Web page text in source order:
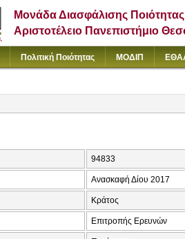
Μονάδα Διασφάλισης Ποιότητας
Αριστοτέλειο Πανεπιστήμιο
Πολιτική Ποιότητας ΜΟΔΙΠ
94833
Ανασκαφή Δίου 2017
Κράτος
Επιτροπής Ερευνών